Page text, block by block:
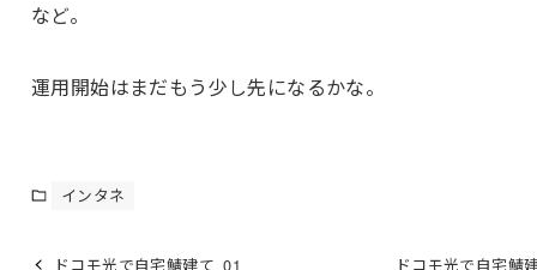
など。
運用開始はまだもう少し先になるかな。
インタネ
ドコモ光で自宅鯖建て_01 ドコモ光で自宅鯖